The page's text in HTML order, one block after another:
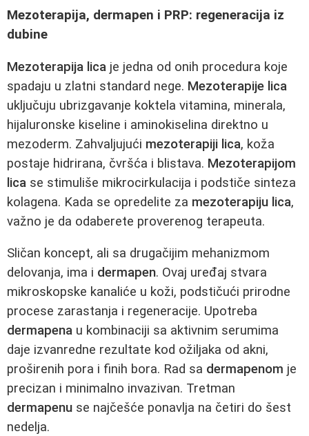
Mezoterapija, dermapen i PRP: regeneracija iz
dubine
Mezoterapija lica je jedna od onih procedura koje
spadaju u zlatni standard nege. Mezoterapije lica
uključuju ubrizgavanje koktela vitamina, minerala,
hijaluronske kiseline i aminokiselina direktno u
mezoderm. Zahvaljujući mezoterapiji lica, koža
postaje hidrirana, čvršća i blistava. Mezoterapijom
lica se stimuliše mikrocirkulacija i podstiče sinteza
kolagena. Kada se opredelite za mezoterapiju lica,
važno je da odaberete proverenog terapeuta.
Sličan koncept, ali sa drugačijim mehanizmom
delovanja, ima i dermapen. Ovaj uređaj stvara
mikroskopske kanaliće u koži, podstičući prirodne
procese zarastanja i regeneracije. Upotreba
dermapena u kombinaciji sa aktivnim serumima
daje izvanredne rezultate kod ožiljaka od akni,
proširenih pora i finih bora. Rad sa dermapenom je
precizan i minimalno invazivan. Tretman
dermapenu se najčešće ponavlja na četiri do šest
nedelja.